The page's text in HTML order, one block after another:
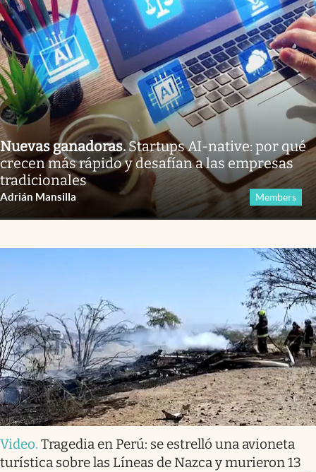
Nuevas ganadoras.Startups AI-native: por qué
crecen más rápido y desafían a las empresas
tradicionales
Adrián Mansilla Members
Video. Tragedia en Perú: se estrelló una avioneta
turística sobre las Líneas de Nazca y murieron 13